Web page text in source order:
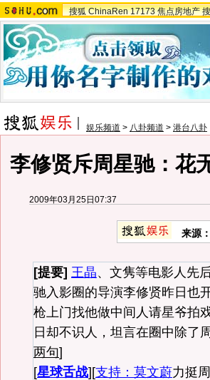
搜狐 ChinaRen 17173 焦点房地产
娱乐频道 > 八卦频道 > 港台八卦
李修贤斥周星驰：花
2009年03月25日07:37
来源
[提要] 王晶、文隽等电影人先
驰入影圈的导演李修贤昨日也
枪上门找他做中间人请星爷拍
日却不识人，坦言在圈中除
两句]
[星球舌战][支持： 莫文蔚力挺